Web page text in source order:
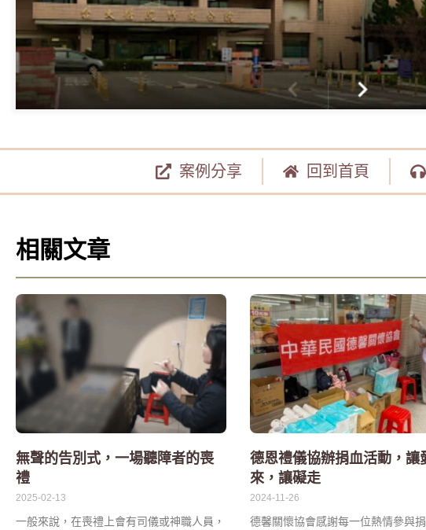
案例分享 回到首頁
相關文章
無聲的告別式，一場聽障者的喪
禮
2025-02-13
一般來說，在喪禮上會有司儀或神職人員，
德恩禮儀協辦捐血活動，讓
來，讓礙走
2024-11-26
德馨關懷協會感謝每一位熱情參與